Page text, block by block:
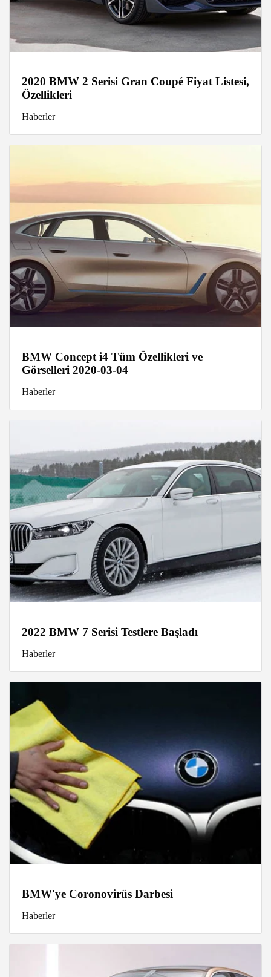
2020 BMW 2 Serisi Gran Coupé Fiyat Listesi,
Özellikleri
Haberler
BMW Concept i4 Tüm Özellikleri ve
Görselleri 2020-03-04
Haberler
2022 BMW 7 Serisi Testlere Başladı
Haberler
BMW'ye Coronovirüs Darbesi
Haberler